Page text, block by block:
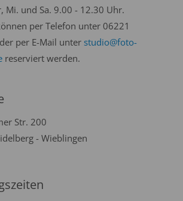
Mi. und Sa. 9.00 - 12.30 Uhr.
per Telefon unter 06221
per E-Mail unter studio@foto-
reserviert werden.
Str. 200
- Wieblingen